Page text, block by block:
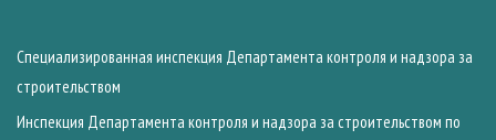
Специализированная инспекция Департамента контроля и надзора за
строительством
Инспекция Департамента контроля и надзора за строительством по